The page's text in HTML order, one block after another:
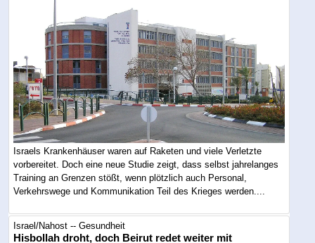
Israels Krankenhäuser waren auf Raketen und viele Verletzte
vorbereitet. Doch eine neue Studie zeigt, dass selbst jahrelanges
Training an Grenzen stößt, wenn plötzlich auch Personal,
Verkehrswege und Kommunikation Teil des Krieges werden....
Israel/Nahost -- Gesundheit
Hisbollah droht, doch Beirut redet weiter mit